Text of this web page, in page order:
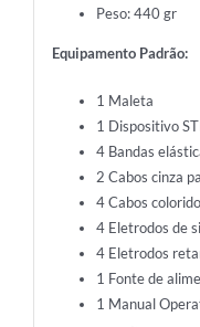
Peso: 440 gr
Equipamento Padrão:
1 Maleta
1 Dispositivo
4 Bandas
2 Cabos cinza
4 Cabos
4 Eletrodos de
4 Eletrodos
1 Fonte de
1 Manual